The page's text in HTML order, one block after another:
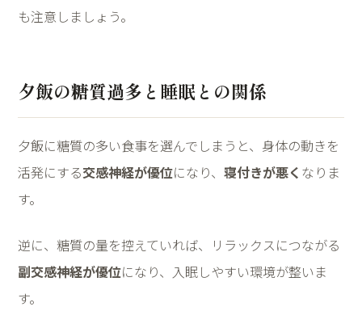
も注意しましょう。
夕飯の糖質過多と睡眠との関係
夕飯に糖質の多い食事を選んでしまうと、身体の動きを
活発にする交感神経が優位になり、 寝付きが悪く なりま
す。
逆に、糖質の量を控えていれば、リラックスにつながる
副交感神経が優位になり、入眠しやすい環境が整いま
す。